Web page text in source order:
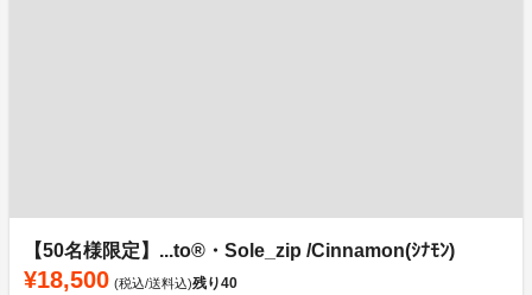
【50名様限定】...to®・Sole_zip /Cinnamon(ｼﾅﾓﾝ)
¥18,500 (税込/送料込)残り40